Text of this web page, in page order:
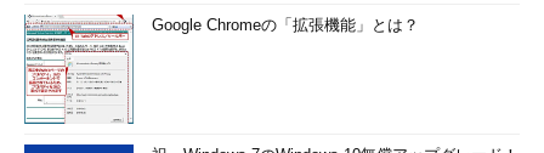
Google Chromeの「拡張機能」とは？